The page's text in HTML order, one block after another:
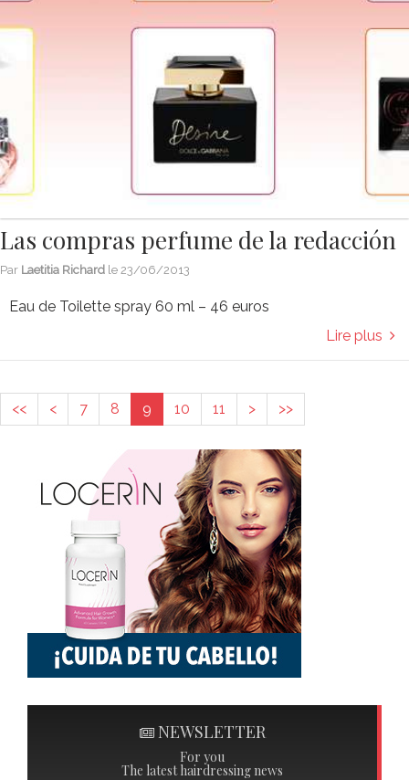
Las compras perfume de la redacción
Par Laetitia Richard le 23/06/2013
Eau de Toilette spray 60 ml – 46 euros
Lire plus
<< < 7 8 9 10 11 > >>
NEWSLETTER
For you
The latest hairdressing news